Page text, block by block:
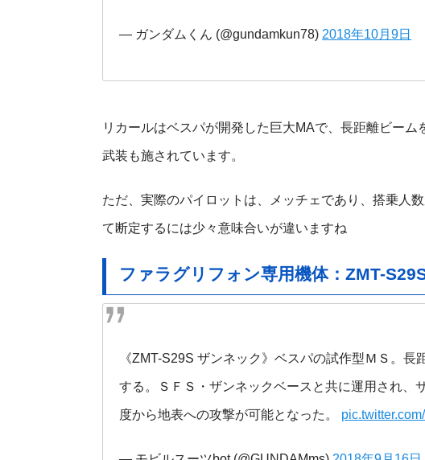
— ガンダムくん (@gundamkun78) 2018年10月9日
リカールはベスパが開発した巨大MAで、長距離ビー
武装も施されています。
ただ、実際のパイロットは、メッチェであり、搭乗人
て断定するには少々意味合いが違いますね
ファラグリフォン専用機体：ZMT-
《ZMT-S29S ザンネック》ベスパの試作型ＭＳ。
する。ＳＦＳ・ザンネックベースと共に運用され、
度から地表への攻撃が可能となった。